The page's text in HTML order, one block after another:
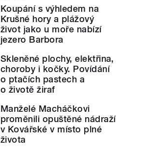
Koupání s výhledem na
Krušné hory a plážový
život jako u moře nabízí
jezero Barbora
Skleněné plochy, elektřina,
choroby i kočky. Povídání
o ptačích pastech a
o životě žiraf
Manželé Macháčkovi
proměnili opuštěné nádraží
v Kovářské v místo plné
života